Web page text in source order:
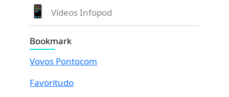
Vídeos Infopod
Bookmark
Vovos Pontocom
Favoritudo